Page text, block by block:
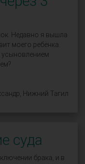
Недавно я вышла
моего ребёнка.
усыновлением
Нижний Тагил
суда
брака, и в